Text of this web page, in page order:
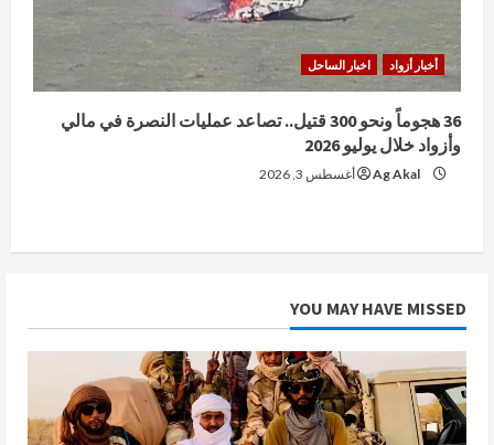
أخبار أزواد اخبار الساحل
36 هجوماً ونحو 300 قتيل.. تصاعد عمليات النصرة في مالي
وأزواد خلال يوليو 2026
Ag Akal أغسطس 3, 2026
YOU MAY HAVE MISSED